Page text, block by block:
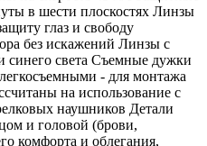
в шести плоскостях Линзы
глаз и свободу
без искажений Линзы с
синего света Съемные дужки
- для монтажа
на использование с
наушников Детали
и головой (брови,
комфорта и облегания,